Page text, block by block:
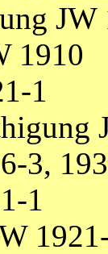
JW
1910
1
3,
1